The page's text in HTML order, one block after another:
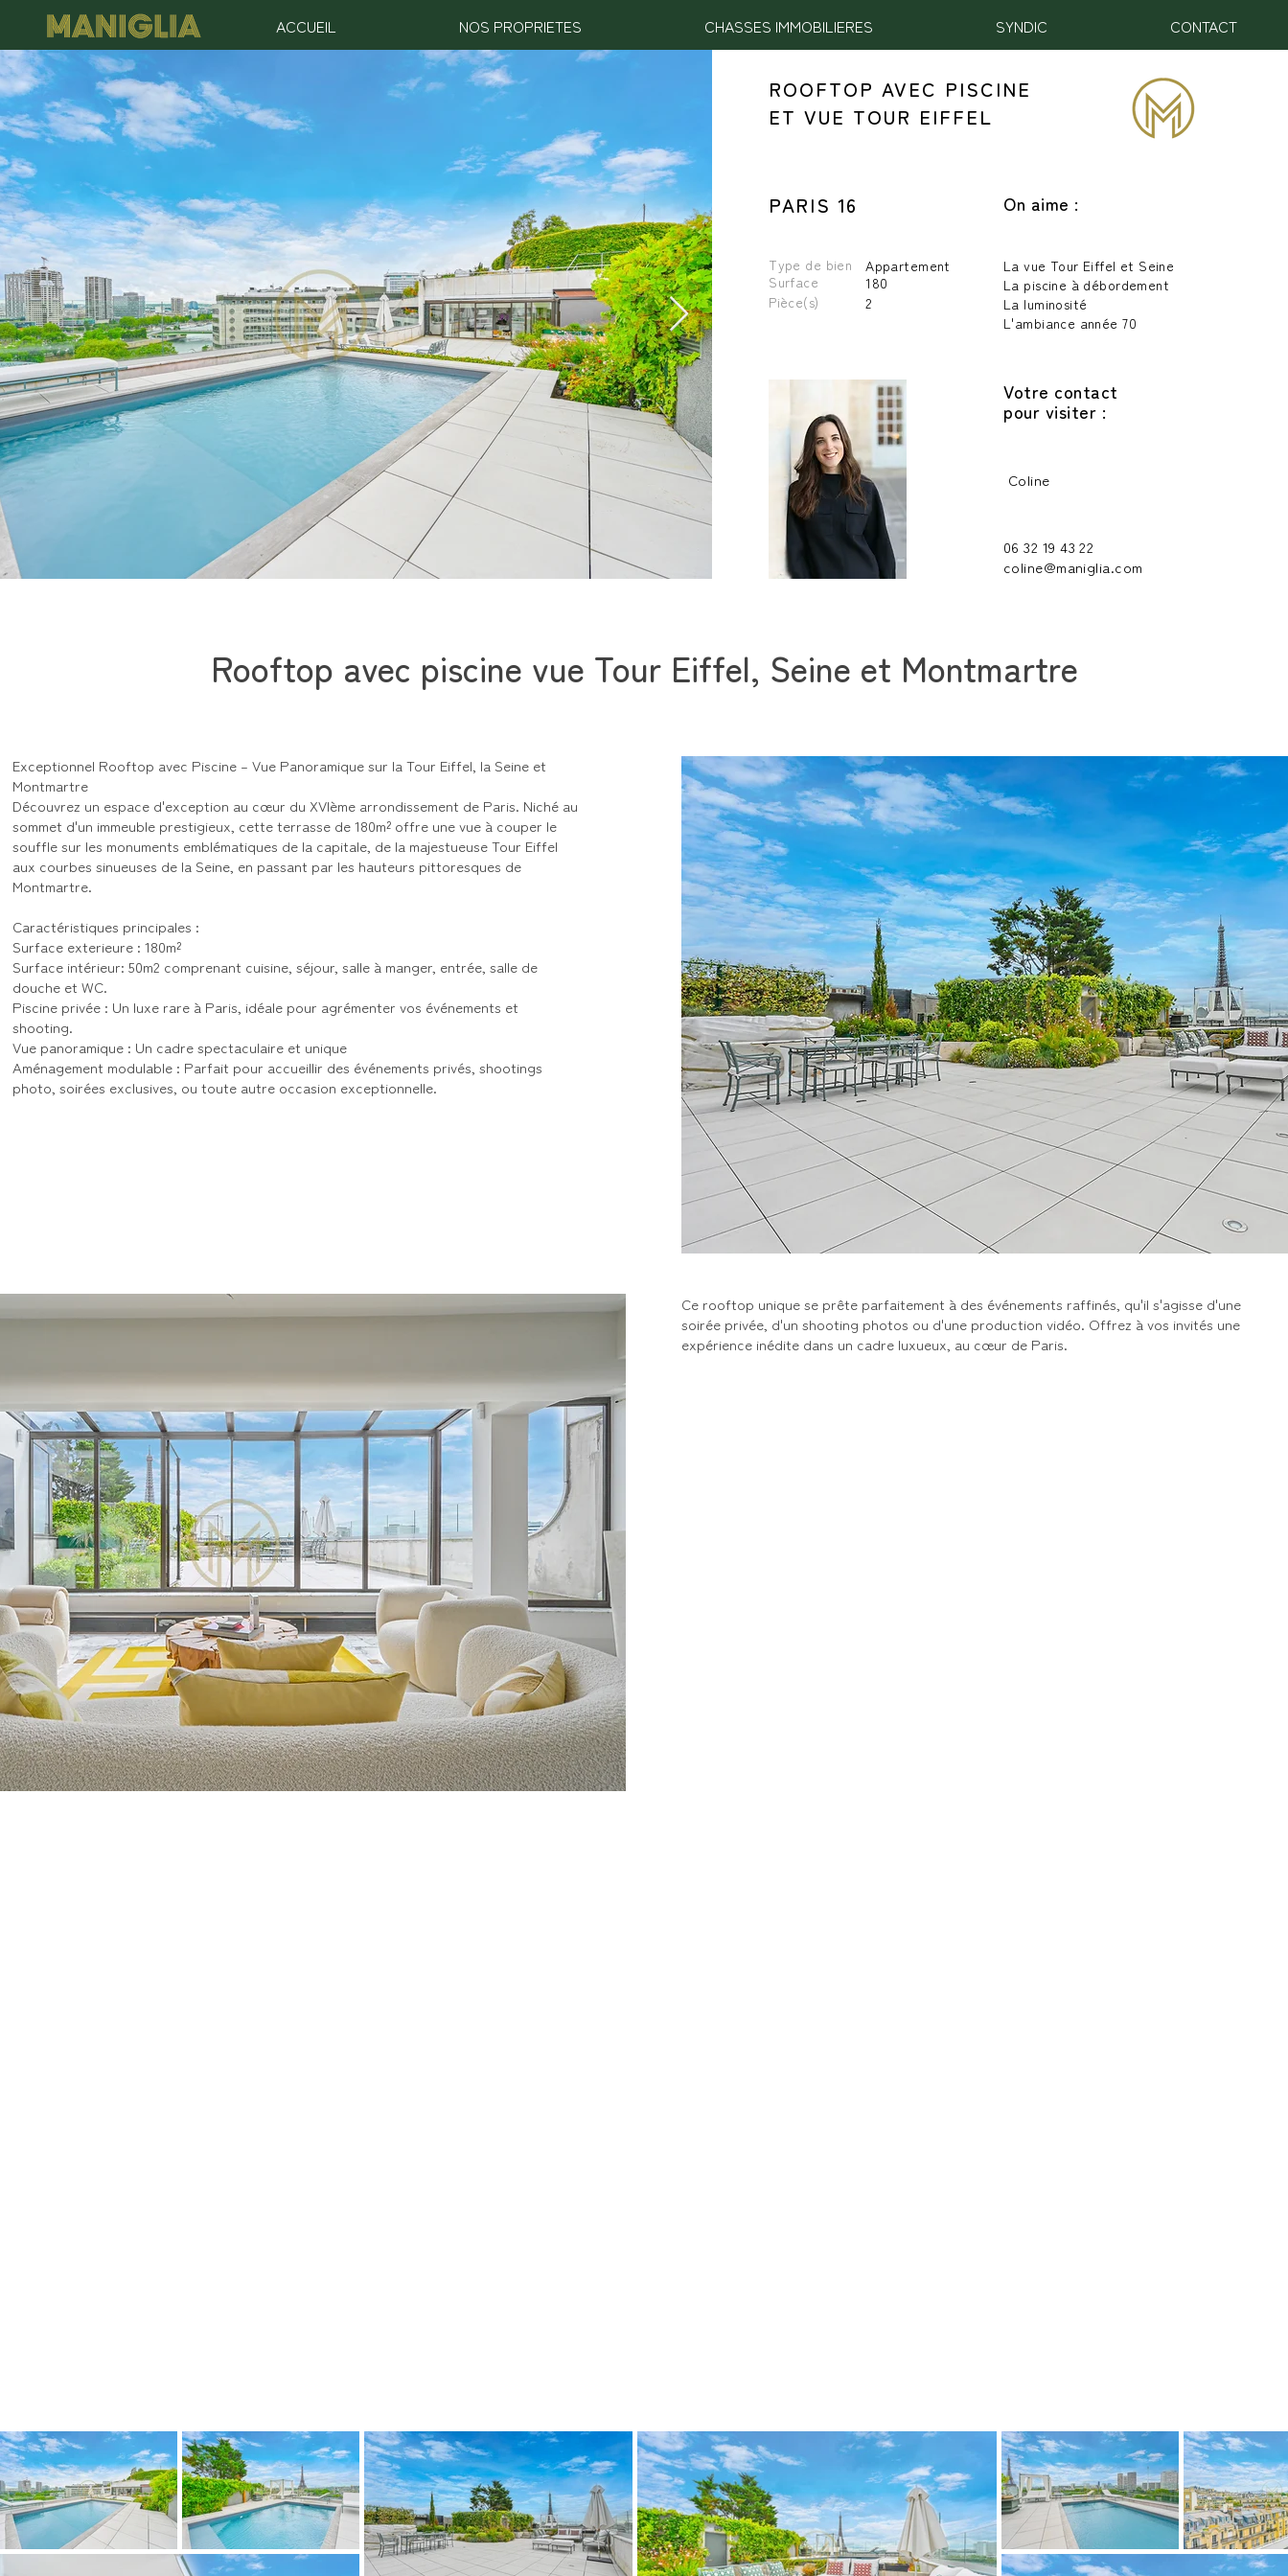
ACCUEIL NOS PROPRIETES CHASSES IMMOBILIERES SYNDIC CONTACT
ROOFTOP AVEC PISCINE
ET VUE TOUR EIFFEL
PARIS 16
Type de bien
Surface
Pièce(s)
Appartement
180
2
On aime :
La vue Tour Eiffel et Seine
La piscine à débordement
La luminosité
L'ambiance année 70
Votre contact
pour visiter :
Coline
06 32 19 43 22
coline@maniglia.com
Rooftop avec piscine vue Tour Eiffel, Seine et Montmartre
Exceptionnel Rooftop avec Piscine – Vue Panoramique sur la Tour Eiffel, la Seine et
Montmartre
Découvrez un espace d'exception au cœur du XVIème arrondissement de Paris. Niché au
sommet d'un immeuble prestigieux, cette terrasse de 180m² offre une vue à couper le
souffle sur les monuments emblématiques de la capitale, de la majestueuse Tour Eiffel
aux courbes sinueuses de la Seine, en passant par les hauteurs pittoresques de
Montmartre.
Caractéristiques principales :
Surface exterieure : 180m²
Surface intérieur: 50m2 comprenant cuisine, séjour, salle à manger, entrée, salle de
douche et WC.
Piscine privée : Un luxe rare à Paris, idéale pour agrémenter vos événements et
shooting.
Vue panoramique : Un cadre spectaculaire et unique
Aménagement modulable : Parfait pour accueillir des événements privés, shootings
photo, soirées exclusives, ou toute autre occasion exceptionnelle.
Ce rooftop unique se prête parfaitement à des événements raffinés, qu'il s'agisse d'une
soirée privée, d'un shooting photos ou d'une production vidéo. Offrez à vos invités une
expérience inédite dans un cadre luxueux, au cœur de Paris.